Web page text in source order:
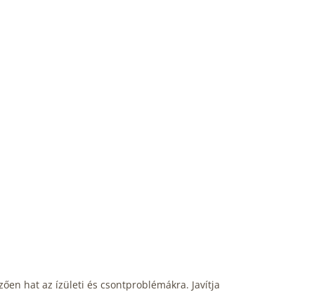
hat az ízületi és csontproblémákra. Javítja